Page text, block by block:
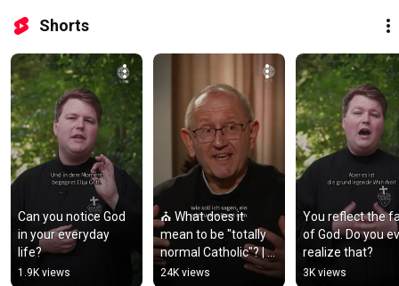
Shorts
Can you notice God
in your everyday
life?
1.9K views
⛪ What does it
mean to be "totally
normal Catholic"? |
Father Karl Wallner
24K views
You reflect the
of God. Do you
realize that?
3K views